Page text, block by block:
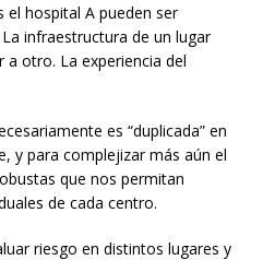
el hospital A pueden ser
infraestructura de un lugar
a otro. La experiencia del
es “duplicada” en
y para complejizar más aún el
que nos permitan
de cada centro.
riesgo en distintos lugares y